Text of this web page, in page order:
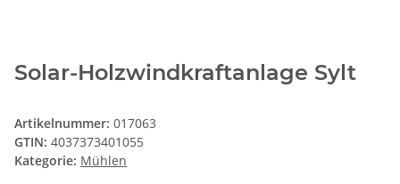
Solar-Holzwindkraftanlage Sylt
Artikelnummer: 017063
GTIN: 4037373401055
Kategorie: Mühlen